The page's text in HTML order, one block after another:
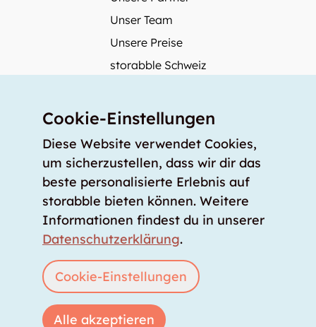
Unser Team
Unsere Preise
storabble Schweiz
Mehr über storabble
Medienbeiträge
Wie gross muss ein Lagerraum sein?
Was kostet ein Lagerraum?
Für Lageranbieter
Anmelden Lagerraum inserieren
Cookie-Einstellungen
Diese Website verwendet Cookies,
um sicherzustellen, dass wir dir das
beste personalisierte Erlebnis auf
storabble bieten können. Weitere
Informationen findest du in unserer
Datenschutzerklärung.
Cookie-Einstellungen
Alle akzeptieren